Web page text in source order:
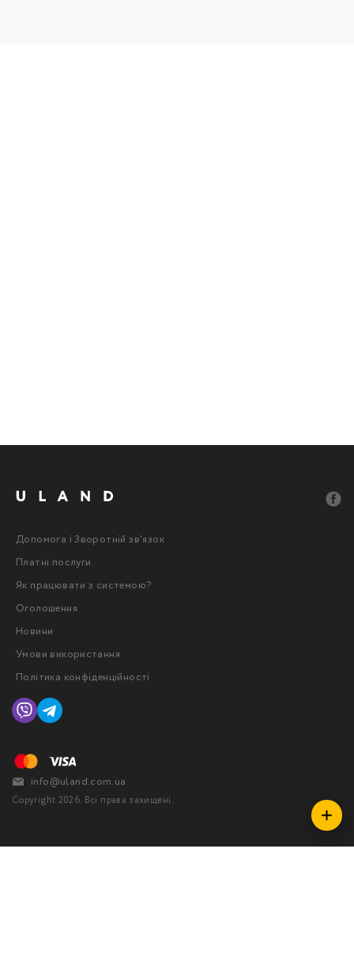
Copyright 2026. Всі права захищені.
Допомога і Зворотній зв'язок
Платні послуги
Як працювати з системою?
Оголошення
Новини
Умови використання
Політика конфіденційності
info@uland.com.ua